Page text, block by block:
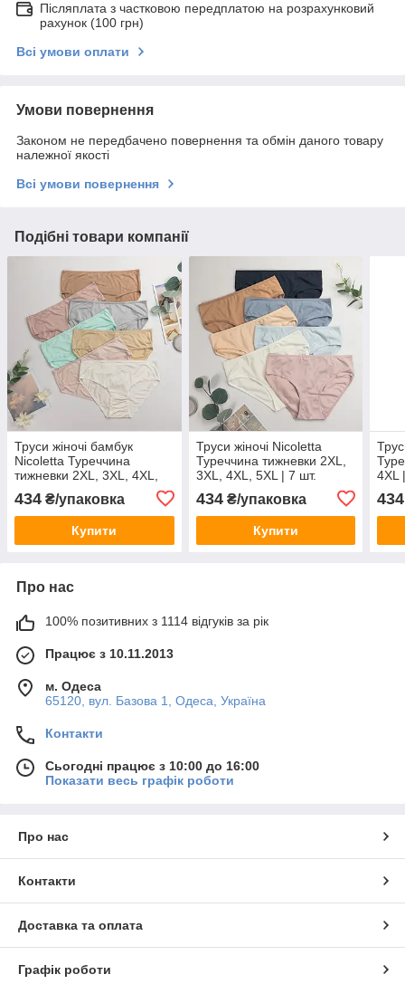
Післяплата з частковою передплатою на розрахунковий
рахунок (100 грн)
Всі умови оплати
Умови повернення
Законом не передбачено повернення та обмін даного товару
належної якості
Всі умови повернення
Подібні товари компанії
Труси жіночі бамбук
Nicoletta Туреччина
тижневки 2XL, 3XL, 4XL,
434 ₴/упаковка
Купити
Труси жіночі Nicoletta
Туреччина тижневки 2XL,
3XL, 4XL, 5XL | 7 шт.
434₴/упаковка
Купити
4XL
434
Про нас
100% позитивних з 1114 відгуків за рік
Працює з 10.11.2013
м. Одеса
65120, вул. Базова 1, Одеса, Україна
Контакти
Сьогодні працює з 10:00 до 16:00
Показати весь графік роботи
Про нас
Контакти
Доставка та оплата
Графік роботи